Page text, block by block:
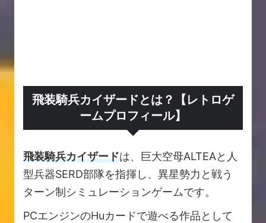
飛装騎兵カイザードとは？【レトロゲ
ームプロフィール】
飛装騎兵カイザードは、巨大空母ALTEAと人
型兵器SERD部隊を指揮し、異星勢力と戦う
ターン制シミュレーションゲームです。
PCエンジンのHuカードで遊べる作品として